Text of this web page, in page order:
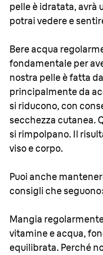
pelle è idratata, avrà
potrai vedere e
Bere acqua
fondamentale per
nostra pelle è fatta
principalmente da
si riducono, con
secchezza cutanea.
si rimpolpano. Il
viso e corpo.
Puoi anche
consigli che seguono:
Mangia
vitamine e acqua,
equilibrata. Perché